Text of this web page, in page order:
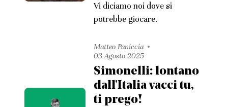
Vi diciamo noi dove si
potrebbe giocare.
Matteo Paniccia
03 Agosto 2025
Simonelli: lontano
dall'Italia vacci tu,
ti prego!